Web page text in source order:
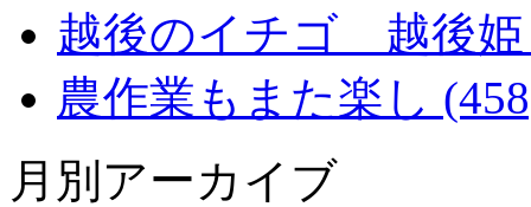
越後のイチゴ 越後姫
農作業もまた楽し
月別アーカイブ